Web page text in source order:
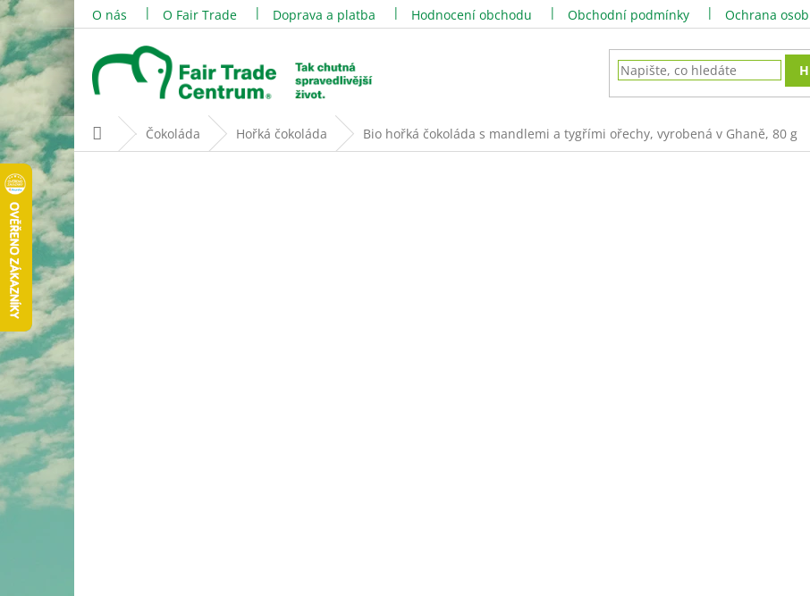
Přejít
na
obsah
O nás O Fair Trade Doprava a platba Hodnocení obchodu Obchodní podmínky Ochrana
Domů Čokoláda Hořká čokoláda Bio hořká čokoláda s mandlemi a tygřími ořechy, vyrobená v Ghaně, 80 g